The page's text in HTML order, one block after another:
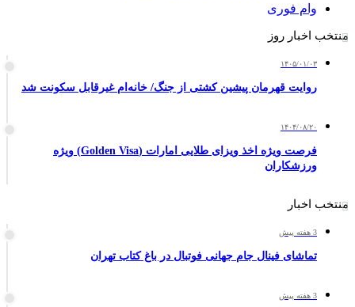
وام فوری
منتخب اخبار روز
۱۴۰۵/۰۱/۰۳
روایت قهرمان پیشین کشتی از جنگ/ خانه‌ام غیرقابل سکونت شد
۱۴۰۴/۰۸/۲۰
فرصت ویژه اخذ ویزای طلایی امارات (Golden Visa) ویژه
ورزشکاران
منتخب اخبار
3 هفته پیش
تماشای فینال جام جهانی فوتبال در باغ کتاب تهران
3 هفته پیش